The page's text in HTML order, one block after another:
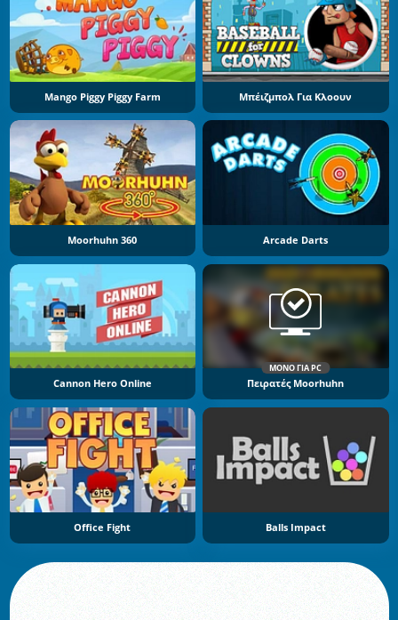
Mango Piggy Piggy Farm Μπέιζμπολ Για Κλοουν
Moorhuhn 360 Arcade Darts
Cannon Hero Online
ΜΌΝΟ ΓΙΑ PC
Πειρατές Moorhuhn
Office Fight Balls Impact